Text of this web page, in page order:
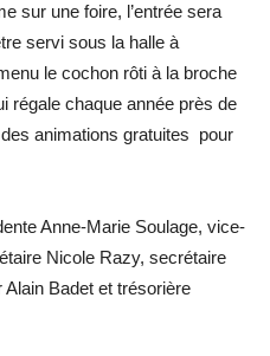
sur une foire, l’entrée sera
servi sous la halle à
le cochon rôti à la broche
régale chaque année près de
animations gratuites pour
Anne-Marie Soulage, vice-
Nicole Razy, secrétaire
Badet et trésorière